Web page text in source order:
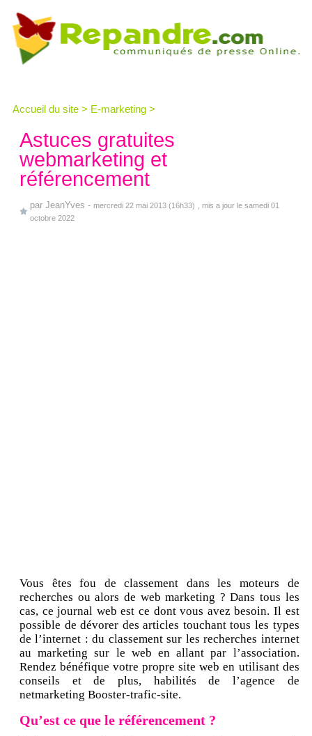
Accueil du site > E-marketing >
Astuces gratuites
webmarketing et
référencement
par JeanYves - mercredi 22 mai 2013 (16h33)
, mis a jour le samedi 01
octobre 2022
Vous êtes fou de classement dans les moteurs de
recherches ou alors de web marketing ? Dans tous les
cas, ce journal web est ce dont vous avez besoin. Il est
possible de dévorer des articles touchant tous les types
de l’internet : du classement sur les recherches internet
au marketing sur le web en allant par l’association.
Rendez bénéfique votre propre site web en utilisant des
conseils et de plus, habilités de l’agence de
netmarketing Booster-trafic-site.
Qu’est ce que le référencement ?